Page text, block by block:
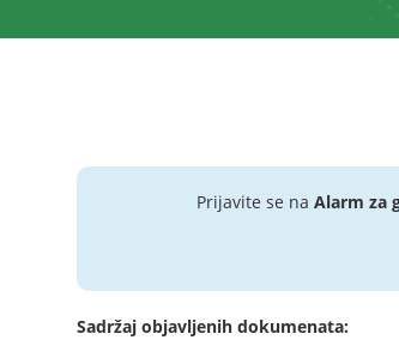
Prijavite se na Alarm za
Sadržaj objavljenih dokumenata: